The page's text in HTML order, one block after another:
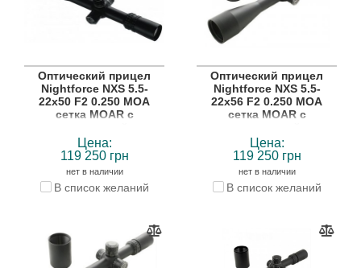
Оптический прицел
Nightforce NXS 5.5-
22x50 F2 0.250 MOA
сетка MOAR с
Цена:
119 250 грн
нет в наличии
В список желаний
Оптический прицел
Nightforce NXS 5.5-
22x56 F2 0.250 MOA
сетка MOAR с
Цена:
119 250 грн
нет в наличии
В список желаний